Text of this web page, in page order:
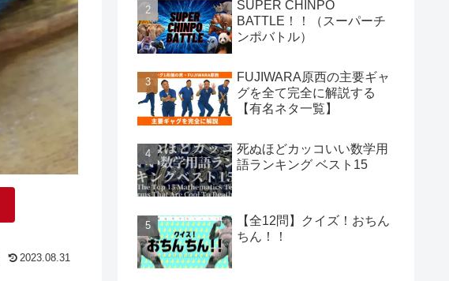
2023.08.31
SUPER CHINPO
BATTLE！！（スーパーチ
ンポバトル）
FUJIWARA原西の主要ギャ
グを全て完全に解説する
【有名ネタ一覧】
死ぬほどカッコいい数学用
語ランキング ベスト15
【全12問】クイズ！おちん
ちん！！